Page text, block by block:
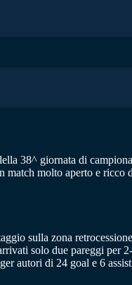
38^ giornata di
molto aperto e
sulla zona
solo due pareggi
autori di 24 goal e 6